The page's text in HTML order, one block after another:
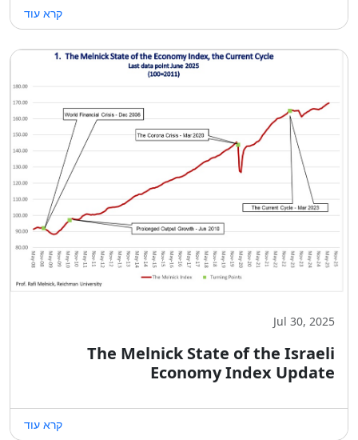
קרא עוד
Jul 30, 2025
The Melnick State of the Israeli
Economy Index Update
קרא עוד